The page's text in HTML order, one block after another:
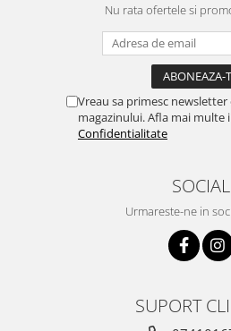
Nu rata ofertele si
Vreau sa primesc
magazinului. Afla mai multe
Confidentialitate
SOCIAL
Urmareste-ne in
SUPORT